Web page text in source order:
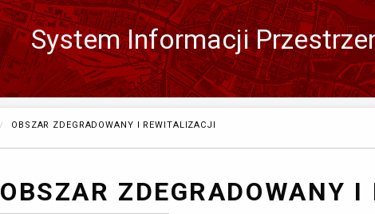
System Informacji
Zmień
język
OBECNIE:
OBSZAR ZDEGRADOWANY I REWITALIZACJI
OBSZAR ZDEGRADOWANY